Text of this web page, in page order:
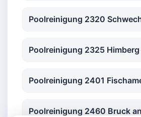
Poolreinigung 2320
Poolreinigung 2325 Himberg
Poolreinigung 2401
Poolreinigung 2460 Bruck